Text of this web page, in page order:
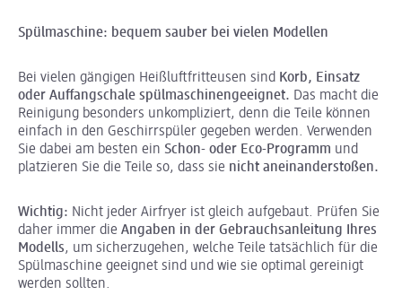
Spülmaschine: bequem sauber bei vielen Modellen
Bei vielen gängigen Heißluftfritteusen sind Korb, Einsatz
oder Auffangschale spülmaschinengeeignet. Das macht die
Reinigung besonders unkompliziert, denn die Teile können
einfach in den Geschirrspüler gegeben werden. Verwenden
Sie dabei am besten ein Schon- oder Eco-Programm und
platzieren Sie die Teile so, dass sie nicht aneinanderstoßen.
Wichtig: Nicht jeder Airfryer ist gleich aufgebaut. Prüfen Sie
daher immer die Angaben in der Gebrauchsanleitung Ihres
Modells, um sicherzugehen, welche Teile tatsächlich für die
Spülmaschine geeignet sind und wie sie optimal gereinigt
werden sollten.